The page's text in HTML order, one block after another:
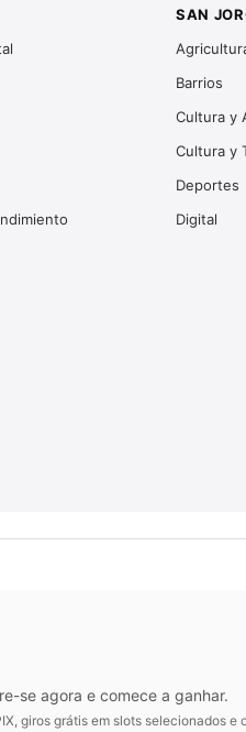
SAN
Barrios
Cultura y
Cultura y
Deportes
Digital
se agora e comece a ganhar.
giros grátis em slots selecionados e